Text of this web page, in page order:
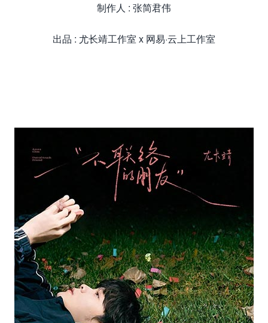
制作人 : 张简君伟
出品 : 尤长靖工作室 x 网易·云上工作室